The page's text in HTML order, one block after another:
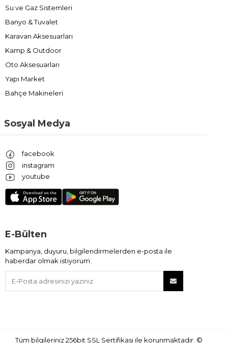
Su ve Gaz Sistemleri
Banyo & Tuvalet
Karavan Aksesuarları
Kamp & Outdoor
Oto Aksesuarları
Yapı Market
Bahçe Makineleri
Sosyal Medya
facebook
instagram
youtube
E-Bülten
Kampanya, duyuru, bilgilendirmelerden e-posta ile
haberdar olmak istiyorum.
Tüm bilgileriniz 256bit SSL Sertifikası ile korunmaktadır. ©